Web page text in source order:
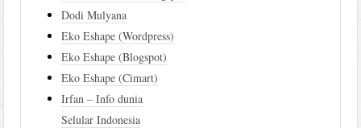
Dodi Mulyana
Eko Eshape (Wordpress)
Eko Eshape (Blogspot)
Eko Eshape (Cimart)
Irfan – Info dunia
Selular Indonesia